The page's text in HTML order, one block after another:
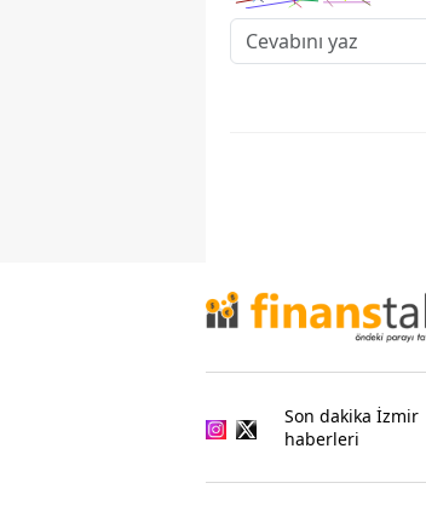
Son dakika İzmir
haberleri